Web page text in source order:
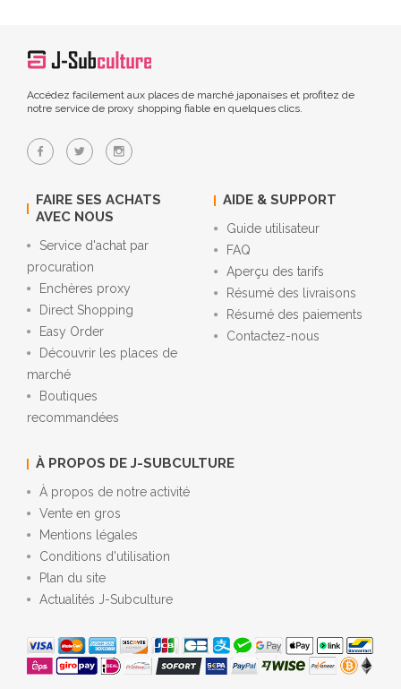
Accédez facilement aux places de marché japonaises et profitez de
notre service de proxy shopping fiable en quelques clics.
FAIRE SES ACHATS
AVEC NOUS
Service d'achat par
procuration
Enchères proxy
Direct Shopping
Easy Order
Découvrir les places de
marché
Boutiques
recommandées
AIDE & SUPPORT
Guide utilisateur
FAQ
Aperçu des tarifs
Résumé des livraisons
Résumé des paiements
Contactez-nous
À PROPOS DE J-SUBCULTURE
À propos de notre activité
Vente en gros
Mentions légales
Conditions d'utilisation
Plan du site
Actualités J-Subculture